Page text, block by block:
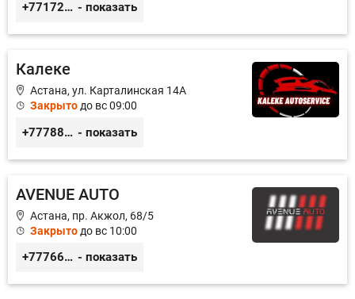
+77172541601 - показать
Калеке
Астана, ул. Карталинская 14А
Закрытодо вс 09:00
+77788424140 - показать
AVENUE AUTO
Астана, пр. Акжол, 68/5
Закрыто до вс 10:00
+77766857788 - показать